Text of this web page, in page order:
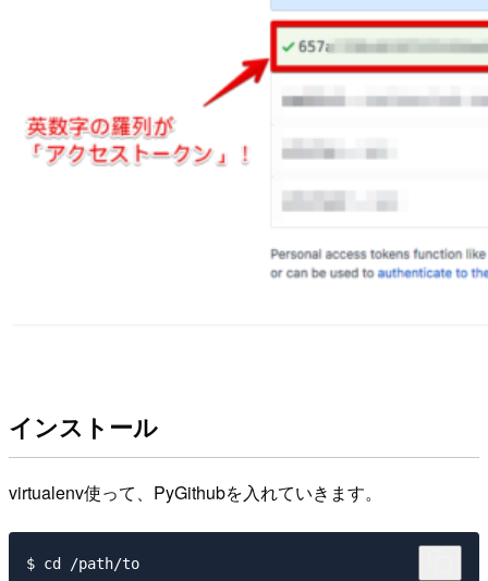
インストール
virtualenv使って、PyGithubを入れていきます。
$ cd /path/to